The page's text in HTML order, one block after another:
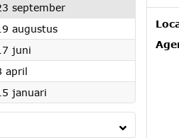
september2008
augustus2008
juni
april
januari